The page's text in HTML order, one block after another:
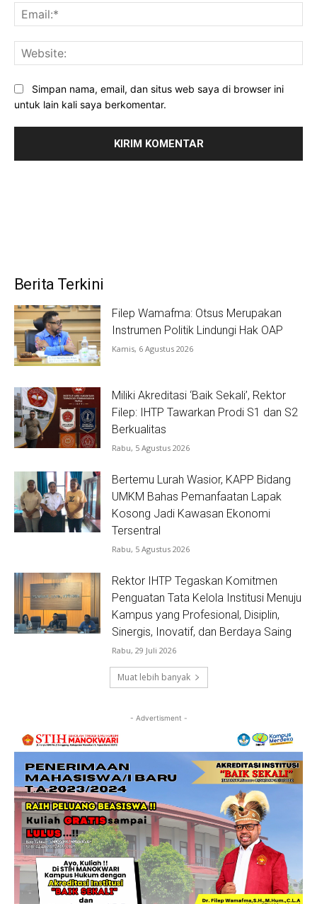
Simpan nama, email, dan situs web saya di browser ini
untuk lain kali saya berkomentar.
Berita Terkini
Filep Wamafma: Otsus Merupakan
Instrumen Politik Lindungi Hak OAP
Kamis, 6 Agustus 2026
Miliki Akreditasi ‘Baik Sekali’, Rektor
Filep: IHTP Tawarkan Prodi S1 dan S2
Berkualitas
Rabu, 5 Agustus 2026
Bertemu Lurah Wasior, KAPP Bidang
UMKM Bahas Pemanfaatan Lapak
Kosong Jadi Kawasan Ekonomi
Tersentral
Rabu, 5 Agustus 2026
Rektor IHTP Tegaskan Komitmen
Penguatan Tata Kelola Institusi Menuju
Kampus yang Profesional, Disiplin,
Sinergis, Inovatif, dan Berdaya Saing
Rabu, 29 Juli 2026
Muat lebih banyak
- Advertisment -